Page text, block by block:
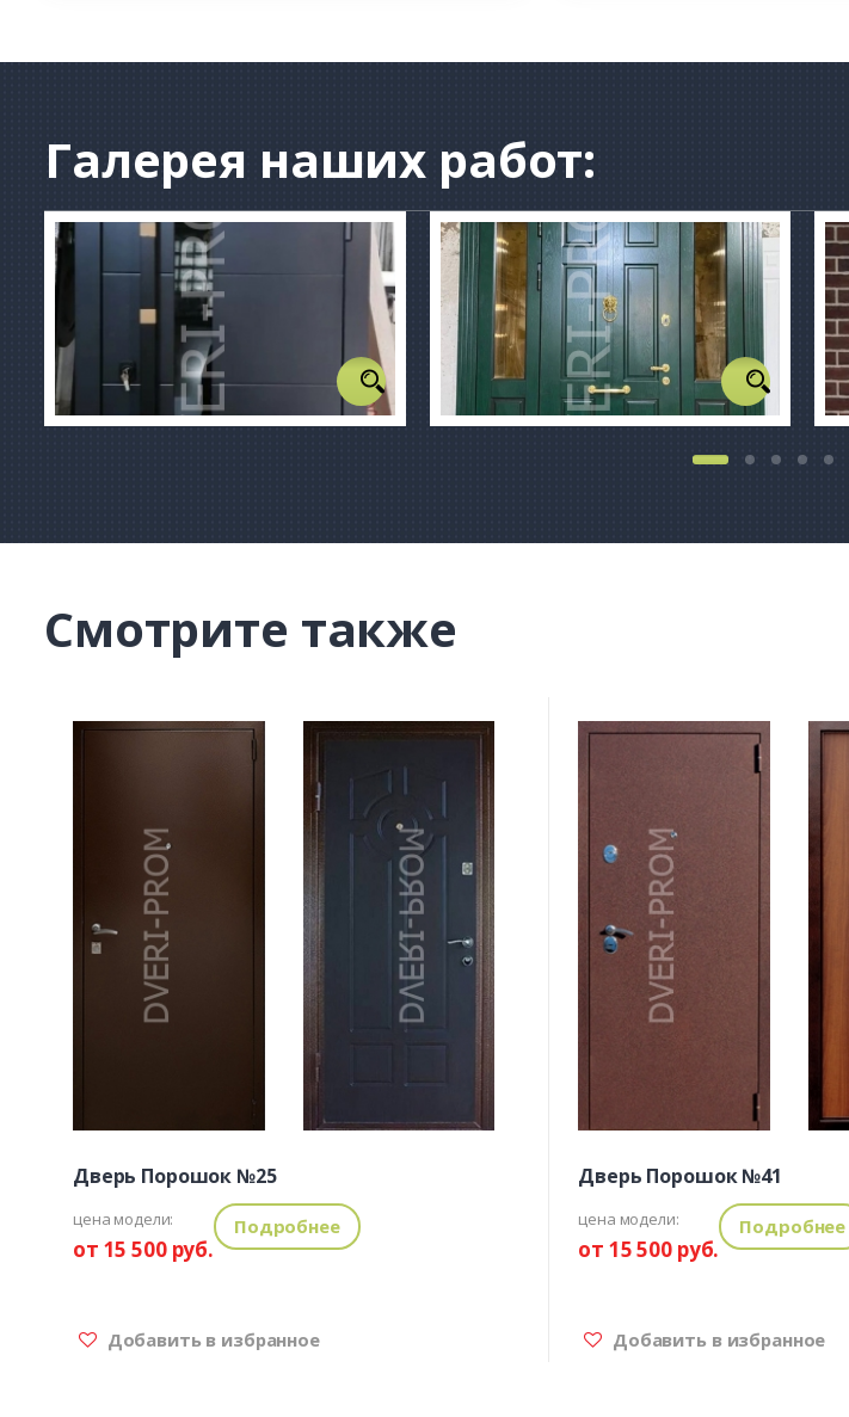
Галерея наших работ:
Смотрите также
Дверь Порошок №25
цена модели:
от 15 500 руб.
Подробнее
Добавить в избранное
Дверь Порошок №41
цена модели:
от 15 500 руб.
Подробнее
Добавить в избранное